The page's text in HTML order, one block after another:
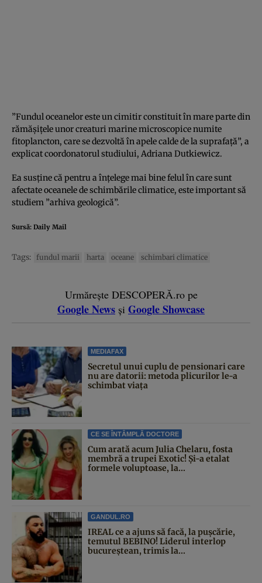
”Fundul oceanelor este un cimitir constituit în mare parte din
rămăşiţele unor creaturi marine microscopice numite
fitoplancton, care se dezvoltă în apele calde de la suprafaţă”, a
explicat coordonatorul studiului, Adriana Dutkiewicz.
Ea susţine că pentru a înţelege mai bine felul în care sunt
afectate oceanele de schimbările climatice, este important să
studiem ”arhiva geologică”.
Sursă: Daily Mail
Tags: fundul marii harta oceane schimbari climatice
Urmărește DESCOPERĂ.ro pe
Google News și Google Showcase
MEDIAFAX
Secretul unui cuplu de pensionari care
nu are datorii: metoda plicurilor le-a
schimbat viața
CE SE ÎNTÂMPLĂ DOCTORE
Cum arată acum Julia Chelaru, fosta
membră a trupei Exotic! Și-a etalat
formele voluptoase, la...
GANDUL.RO
IREAL ce a ajuns să facă, la pușcărie,
temutul BEBINO! Liderul interlop
bucureștean, trimis la...